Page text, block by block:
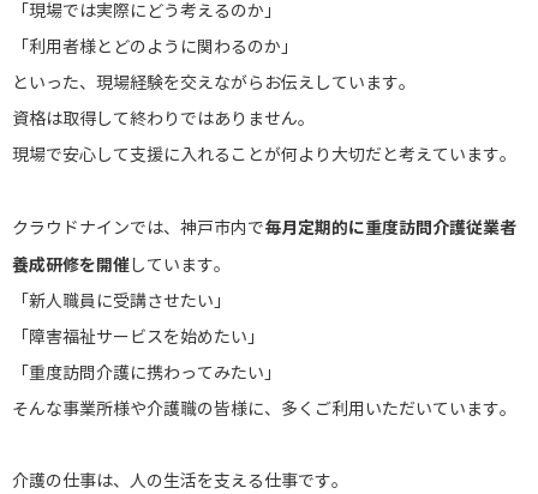
「現場では実際にどう考えるのか」
「利用者様とどのように関わるのか」
といった、現場経験を交えながらお伝えしています。
資格は取得して終わりではありません。
現場で安心して支援に入れることが何より大切だと考えています。
クラウドナインでは、神戸市内で毎月定期的に重度訪問介護従業者
養成研修を開催しています。
「新人職員に受講させたい」
「障害福祉サービスを始めたい」
「重度訪問介護に携わってみたい」
そんな事業所様や介護職の皆様に、多くご利用いただいています。
介護の仕事は、人の生活を支える仕事です。